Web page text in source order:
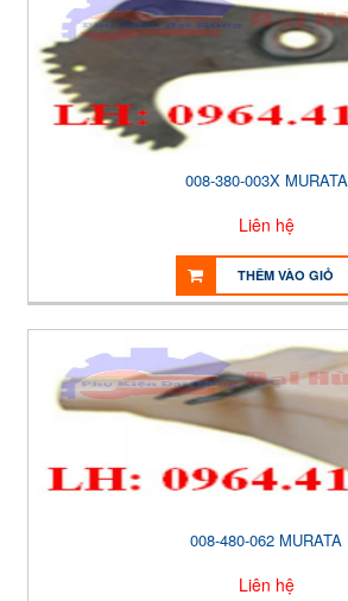
008-380-003X MURATA
Liên hệ
THÊM VÀO GIỎ
008-480-062 MURATA
Liên hệ